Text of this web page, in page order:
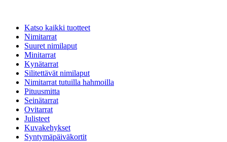
Katso kaikki tuotteet
Nimitarrat
Suuret nimilaput
Minitarrat
Kynätarrat
Silitettävät nimilaput
Nimitarrat tutuilla hahmoilla
Pituusmitta
Seinätarrat
Ovitarrat
Julisteet
Kuvakehykset
Syntymäpäiväkortit